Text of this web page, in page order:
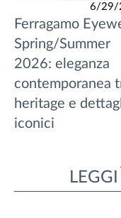
6/29/
Ferragamo
Spring/Summer
2026: eleganza
contemporanea
heritage e
iconici
LEGGI